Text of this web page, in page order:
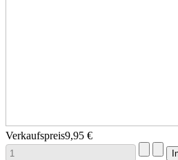
Verkaufspreis9,95 €